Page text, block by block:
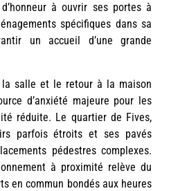
à ouvrir ses portes à
spécifiques dans sa
un accueil d’une grande
la salle et le retour à la maison
d’anxiété majeure pour les
réduite. Le quartier de Fives,
parfois étroits et ses pavés
pédestres complexes.
à proximité relève du
en commun bondés aux heures